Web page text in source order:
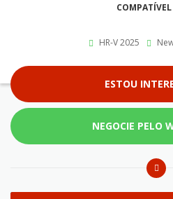
HR-V 2025
ESTOU
NEGOCIE PELO